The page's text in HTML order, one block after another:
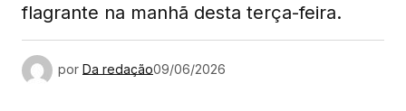
flagrante na manhã desta terça-feira.
por Da redação09/06/2026